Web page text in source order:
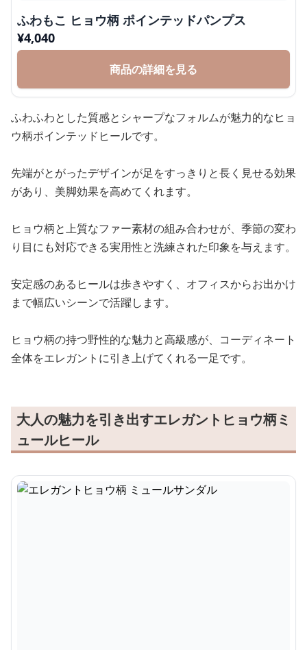
ふわもこ ヒョウ柄 ポインテッドパンプス
¥4,040
商品の詳細を見る
ふわふわとした質感とシャープなフォルムが魅力的なヒョ
ウ柄ポインテッドヒールです。
先端がとがったデザインが足をすっきりと長く見せる効果
があり、美脚効果を高めてくれます。
ヒョウ柄と上質なファー素材の組み合わせが、季節の変わ
り目にも対応できる実用性と洗練された印象を与えます。
安定感のあるヒールは歩きやすく、オフィスからお出かけ
まで幅広いシーンで活躍します。
ヒョウ柄の持つ野性的な魅力と高級感が、コーディネート
全体をエレガントに引き上げてくれる一足です。
大人の魅力を引き出すエレガントヒョウ柄ミ
ュールヒール